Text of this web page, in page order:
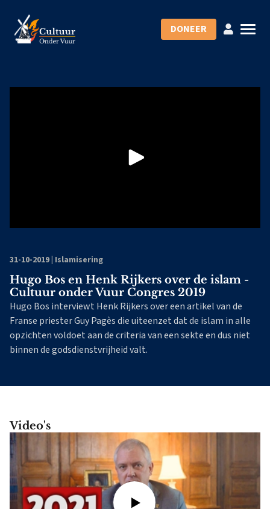
DONEER
31-10-2019 Islamisering
Hugo Bos en Henk Rijkers over de islam -
Cultuur onder Vuur Congres 2019
Hugo Bos interviewt Henk Rijkers over een artikel van de
Franse priester Guy Pagès die uiteenzet dat de islam in alle
opzichten voldoet aan de criteria van een sekte en dus niet
binnen de godsdienstvrijheid valt.
Video's